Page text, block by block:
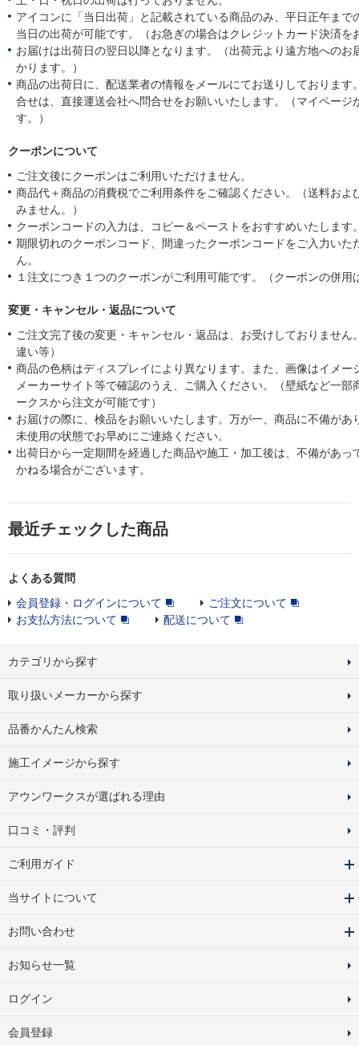
アイコンに「当日出荷」と記載されている商品のみ、平日正午まで
当日の出荷が可能です。（お急ぎの場合はクレジットカード決済を
お届けは出荷日の翌日以降となります。（出荷元より遠方地へのお
かります。）
商品の出荷日に、配送業者の情報をメールにてお送りしております
合せは、直接運送会社へ問合せをお願いいたします。（マイページ
す。）
クーポンについて
ご注文後にクーポンはご利用いただけません。
商品代＋商品の消費税でご利用条件をご確認ください。（送料およ
みません。）
クーポンコードの入力は、コピー＆ペーストをおすすめいたします
期限切れのクーポンコード、間違ったクーポンコードをご入力いた
ん。
１注文につき１つのクーポンがご利用可能です。（クーポンの併用
変更・キャンセル・返品について
ご注文完了後の変更・キャンセル・返品は、お受けしておりません
違い等）
商品の色柄はディスプレイにより異なります。また、画像はイメー
メーカーサイト等で確認のうえ、ご購入ください。（壁紙など一部
ークスから注文が可能です）
お届けの際に、検品をお願いいたします。万が一、商品に不備があ
未使用の状態でお早めにご連絡ください。
出荷日から一定期間を経過した商品や施工・加工後は、不備があっ
かねる場合がございます。
最近チェックした商品
よくある質問
会員登録・ログインについて
ご注文について
お支払方法について
配送について
カテゴリから探す
取り扱いメーカーから探す
品番かんたん検索
施工イメージから探す
アウンワークスが選ばれる理由
口コミ・評判
ご利用ガイド
当サイトについて
お問い合わせ
お知らせ一覧
ログイン
会員登録